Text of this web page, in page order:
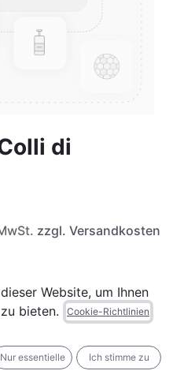
di
zzgl. Versandkosten
wenn wieder
speichern
Website, um Ihnen
bieten.
Cookie-Richtlinien
Nur essentielle Ich stimme zu